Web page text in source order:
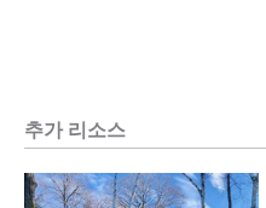
추가 리소스